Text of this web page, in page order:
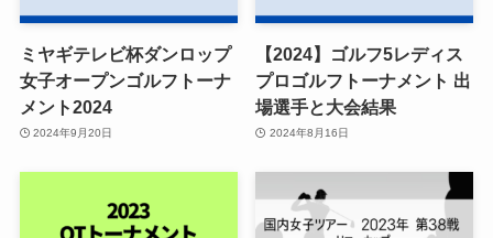
ミヤギテレビ杯ダンロップ
女子オープンゴルフトーナ
メント2024
2024年9月20日
【2024】ゴルフ5レディス
プロゴルフトーナメント 出
場選手と大会結果
2024年8月16日